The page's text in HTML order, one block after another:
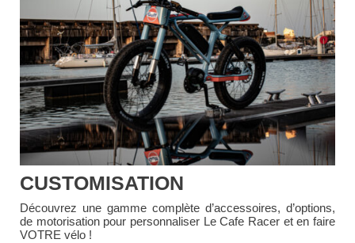
CUSTOMISATION
Découvrez une gamme complète d’accessoires, d’options,
de motorisation pour personnaliser Le Cafe Racer et en faire
VOTRE vélo !